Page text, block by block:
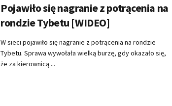
Pojawiło się nagranie z potrącenia na
rondzie Tybetu [WIDEO]
W sieci pojawiło się nagranie z potrącenia na rondzie
Tybetu. Sprawa wywołała wielką burzę, gdy okazało się,
że za kierownicą ...